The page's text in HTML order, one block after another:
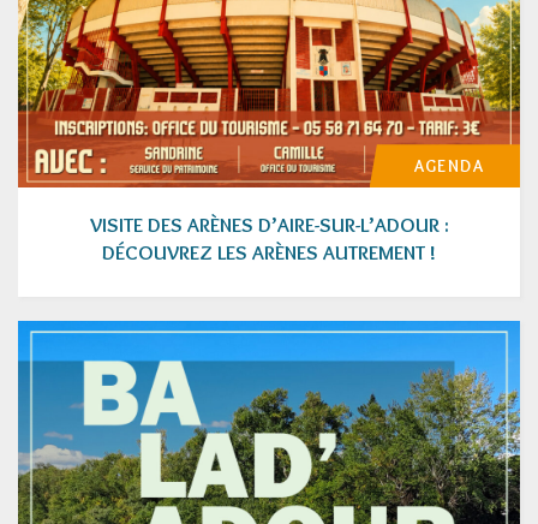
AGENDA
VISITE DES ARÈNES D’AIRE-SUR-L’ADOUR :
DÉCOUVREZ LES ARÈNES AUTREMENT !